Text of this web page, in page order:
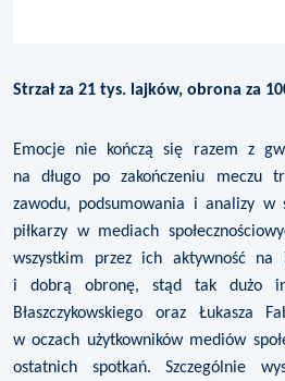
Strzał za 21 tys. lajków, obrona za
Emocje nie kończą się razem z
na długo po zakończeniu meczu
zawodu, podsumowania i analizy w
piłkarzy w mediach
wszystkim przez ich aktywność na
i dobrą obronę, stąd tak dużo
Błaszczykowskiego oraz Łukasza
w oczach użytkowników mediów
ostatnich spotkań. Szczególnie